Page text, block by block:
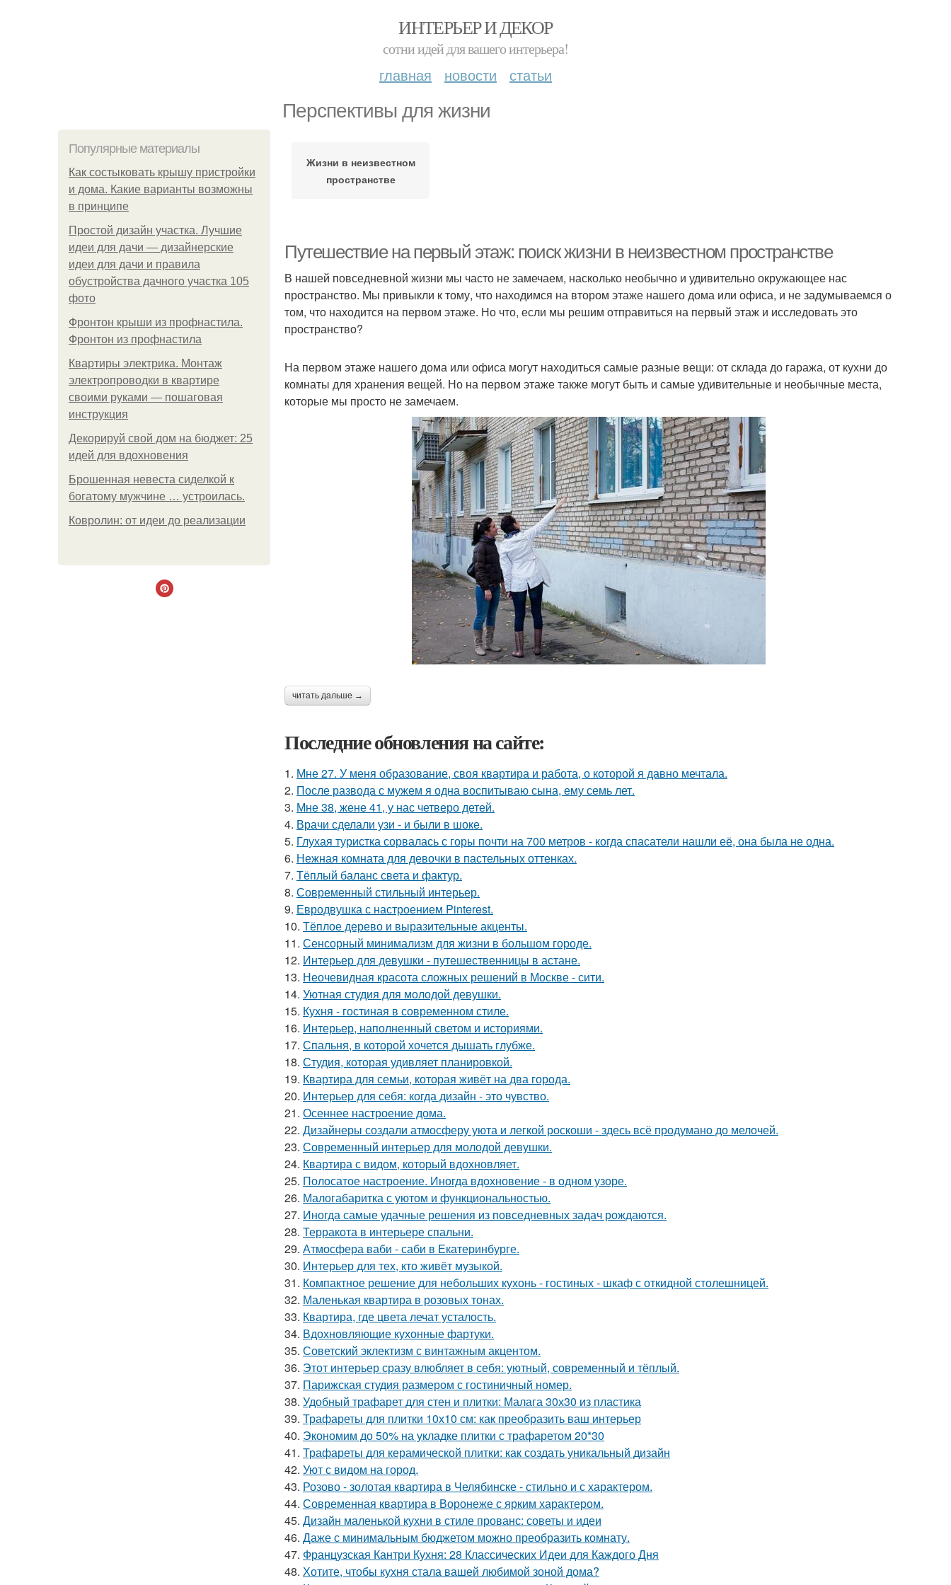
ИНТЕРЬЕР И ДЕКОР
сотни идей для вашего интерьера!
главная новости статьи
Перспективы для жизни
Популярные материалы
Как состыковать крышу пристройки
и дома. Какие варианты возможны
в принципе
Простой дизайн участка. Лучшие
идеи для дачи — дизайнерские
идеи для дачи и правила
обустройства дачного участка 105
фото
Фронтон крыши из профнастила.
Фронтон из профнастила
Квартиры электрика. Монтаж
электропроводки в квартире
своими руками — пошаговая
инструкция
Декорируй свой дом на бюджет: 25
идей для вдохновения
Брошенная невеста сиделкой к
богатому мужчине … устроилась.
Ковролин: от идеи до реализации
Жизни в неизвестном
пространстве
Путешествие на первый этаж: поиск жизни в неизвестном пространстве
В нашей повседневной жизни мы часто не замечаем, насколько необычно и удивительно окружающее нас
пространство. Мы привыкли к тому, что находимся на втором этаже нашего дома или офиса, и не задумываемся о
том, что находится на первом этаже. Но что, если мы решим отправиться на первый этаж и исследовать это
пространство?
На первом этаже нашего дома или офиса могут находиться самые разные вещи: от склада до гаража, от кухни до
комнаты для хранения вещей. Но на первом этаже также могут быть и самые удивительные и необычные места,
которые мы просто не замечаем.
читать дальше →
Последние обновления на сайте:
1. Мне 27. У меня образование, своя квартира и работа, о которой я давно мечтала.
2. После развода с мужем я одна воспитываю сына, ему семь лет.
3. Мне 38, жене 41, у нас четверо детей.
4. Врачи сделали узи - и были в шоке.
5. Глухая туристка сорвалась с горы почти на 700 метров - когда спасатели нашли её, она была не одна.
6. Нежная комната для девочки в пастельных оттенках.
7. Тёплый баланс света и фактур.
8. Современный стильный интерьер.
9. Евродвушка с настроением Pinterest.
10. Тёплое дерево и выразительные акценты.
11. Сенсорный минимализм для жизни в большом городе.
12. Интерьер для девушки - путешественницы в астане.
13. Неочевидная красота сложных решений в Москве - сити.
14. Уютная студия для молодой девушки.
15. Кухня - гостиная в современном стиле.
16. Интерьер, наполненный светом и историями.
17. Спальня, в которой хочется дышать глубже.
18. Студия, которая удивляет планировкой.
19. Квартира для семьи, которая живёт на два города.
20. Интерьер для себя: когда дизайн - это чувство.
21. Осеннее настроение дома.
22. Дизайнеры создали атмосферу уюта и легкой роскоши - здесь всё продумано до мелочей.
23. Современный интерьер для молодой девушки.
24. Квартира с видом, который вдохновляет.
25. Полосатое настроение. Иногда вдохновение - в одном узоре.
26. Малогабаритка с уютом и функциональностью.
27. Иногда самые удачные решения из повседневных задач рождаются.
28. Терракота в интерьере спальни.
29. Атмосфера ваби - саби в Екатеринбурге.
30. Интерьер для тех, кто живёт музыкой.
31. Компактное решение для небольших кухонь - гостиных - шкаф с откидной столешницей.
32. Маленькая квартира в розовых тонах.
33. Квартира, где цвета лечат усталость.
34. Вдохновляющие кухонные фартуки.
35. Советский эклектизм с винтажным акцентом.
36. Этот интерьер сразу влюбляет в себя: уютный, современный и тёплый.
37. Парижская студия размером с гостиничный номер.
38. Удобный трафарет для стен и плитки: Малага 30х30 из пластика
39. Трафареты для плитки 10х10 см: как преобразить ваш интерьер
40. Экономим до 50% на укладке плитки с трафаретом 20*30
41. Трафареты для керамической плитки: как создать уникальный дизайн
42. Уют с видом на город.
43. Розово - золотая квартира в Челябинске - стильно и с характером.
44. Современная квартира в Воронеже с ярким характером.
45. Дизайн маленькой кухни в стиле прованс: советы и идеи
46. Даже с минимальным бюджетом можно преобразить комнату.
47. Французская Кантри Кухня: 28 Классических Идеи для Каждого Дня
48. Хотите, чтобы кухня стала вашей любимой зоной дома?